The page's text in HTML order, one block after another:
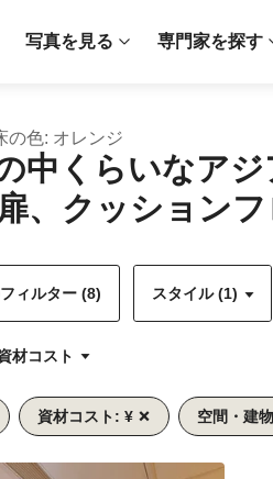
写真を見る 専門家を探す
の色: オレンジ
中くらいなア
、クッション
ィルター (8) スタイル (1)
材コスト
資材コスト: ¥ 空間・建